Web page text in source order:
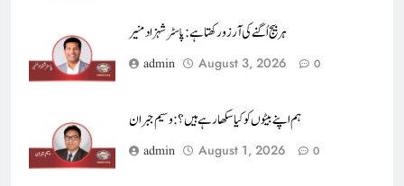
ہر بیج اُگنے کی آرزو رکھتا ہے : پاسٹر شہزاد منیر
admin August 3, 2026 0
ہم اپنے بیٹوں کو کیا سکھا رہے ہیں؟ : وسیم جبران
admin August 1, 2026 0